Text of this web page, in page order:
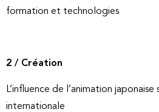
formation et technologies
2 / Création
L’influence de l’animation
internationale